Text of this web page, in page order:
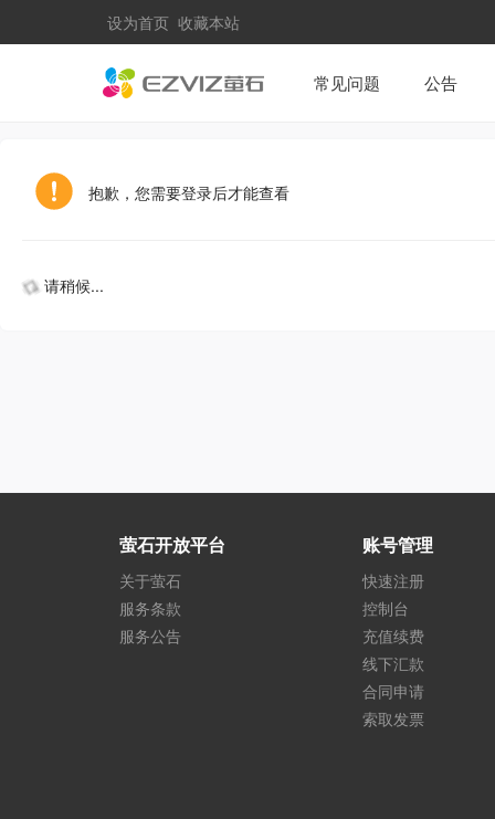
设为首页 收藏本站
常见问题 公告
抱歉，您需要登录后才能查看
请稍候...
萤石开放平台
关于萤石
服务条款
服务公告
账号管理
快速注册
控制台
充值续费
线下汇款
合同申请
索取发票